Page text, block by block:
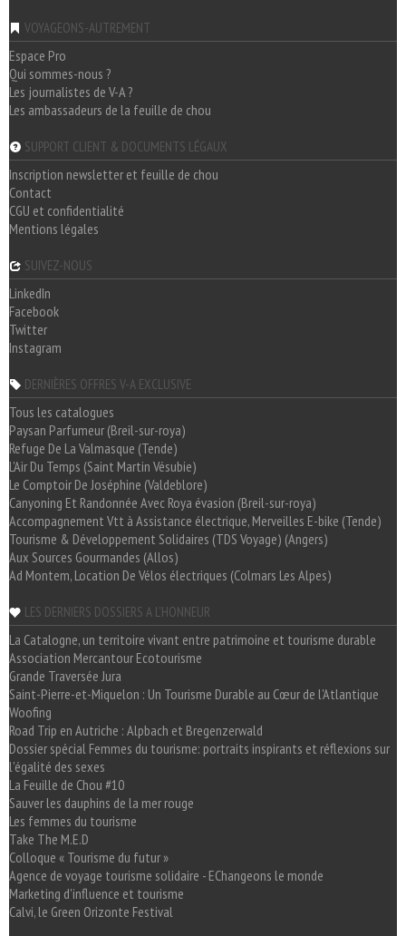
VOYAGEONS-AUTREMENT
Espace Pro
Qui sommes-nous ?
Les journalistes de V-A ?
Les ambassadeurs de la feuille de chou
SUPPORT CLIENT & DOCUMENTS LÉGAUX
Inscription newsletter et feuille de chou
Contact
CGU et confidentialité
Mentions légales
SUIVEZ-NOUS
LinkedIn
Facebook
Twitter
Instagram
DERNIÈRES OFFRES V-A EXCLUSIVE
Tous les catalogues
Paysan Parfumeur (Breil-sur-roya)
Refuge De La Valmasque (Tende)
L'Air Du Temps (Saint Martin Vésubie)
Le Comptoir De Joséphine (Valdeblore)
Canyoning Et Randonnée Avec Roya évasion (Breil-sur-roya)
Accompagnement Vtt à Assistance électrique, Merveilles E-bike (Tende)
Tourisme & Développement Solidaires (TDS Voyage) (Angers)
Aux Sources Gourmandes (Allos)
Ad Montem, Location De Vélos électriques (Colmars Les Alpes)
LES DERNIERS DOSSIERS A L'HONNEUR
La Catalogne, un territoire vivant entre patrimoine et tourisme durable
Association Mercantour Ecotourisme
Grande Traversée Jura
Saint-Pierre-et-Miquelon : Un Tourisme Durable au Cœur de l'Atlantique
Woofing
Road Trip en Autriche : Alpbach et Bregenzerwald
Dossier spécial Femmes du tourisme: portraits inspirants et réflexions sur
l'égalité des sexes
La Feuille de Chou #10
Sauver les dauphins de la mer rouge
Les femmes du tourisme
Take The M.E.D
Colloque « Tourisme du futur »
Agence de voyage tourisme solidaire - EChangeons le monde
Marketing d'influence et tourisme
Calvi, le Green Orizonte Festival